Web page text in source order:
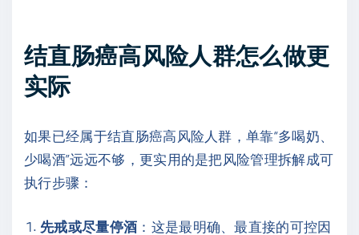
结直肠癌高风险人群怎么做更
实际
如果已经属于结直肠癌高风险人群，单靠“多喝奶、
少喝酒”远远不够，更实用的是把风险管理拆解成可
执行步骤：
先戒或尽量停酒 ：这是最明确、最直接的可控因